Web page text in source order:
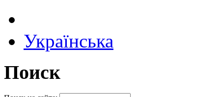
Українська
Поиск